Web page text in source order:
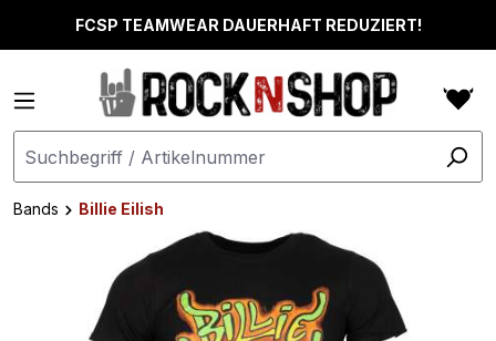
springenFCSP TEAMWEAR DAUERHAFT REDUZIERT!
Bands
Billie Eilish
Bildergalerie überspringen